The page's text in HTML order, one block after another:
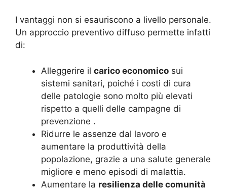
I vantaggi non si esauriscono a livello personale.
Un approccio preventivo diffuso permette infatti
di:
Alleggerire il carico economico sui
sistemi sanitari, poiché i costi di cura
delle patologie sono molto più elevati
rispetto a quelli delle campagne di
prevenzione .
Ridurre le assenze dal lavoro e
aumentare la produttività della
popolazione, grazie a una salute generale
migliore e meno episodi di malattia.
Aumentare la resilienza delle comunità